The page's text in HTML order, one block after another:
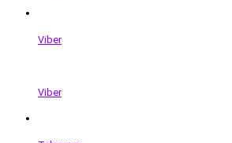
Viber
Viber